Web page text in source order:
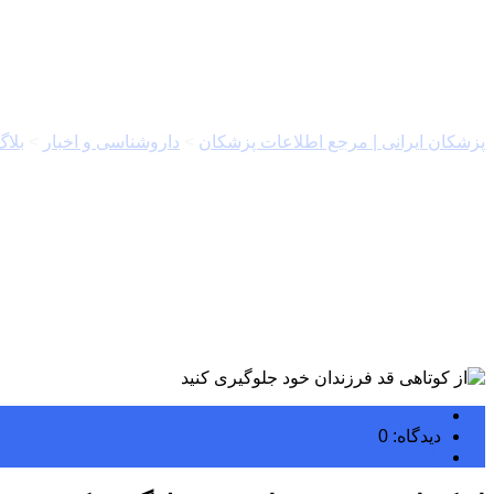
پزشکان ایرانی | مرجع اطلاعات پزشکان داروشناسی و اخبار
دیدگاه: 0